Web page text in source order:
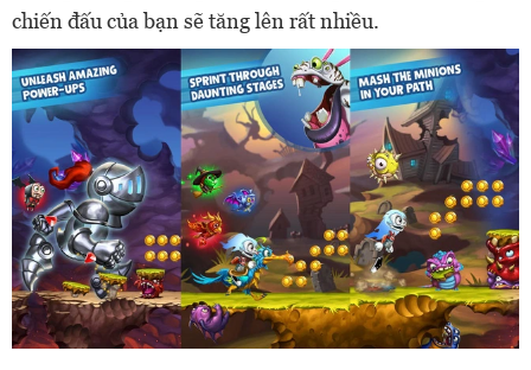
chiến đấu của bạn sẽ tăng lên rất nhiều.